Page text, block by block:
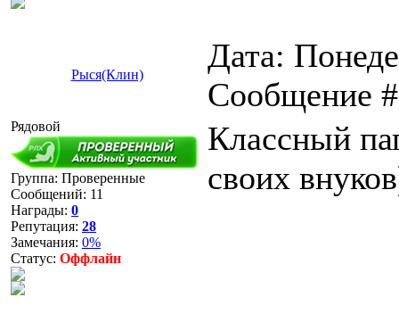
Рыся(Клин)
Дата:
Сообщение
Рядовой
Группа: Проверенные
Сообщений: 11
Награды: 0
Репутация: 28
Замечания: 0%
Статус: Оффлайн
Классный
своих